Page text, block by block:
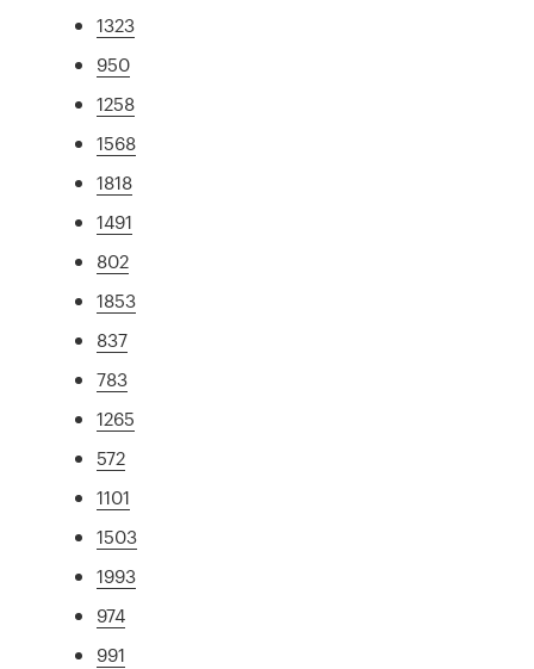
1323
950
1258
1568
1818
1491
802
1853
837
783
1265
572
1101
1503
1993
974
991